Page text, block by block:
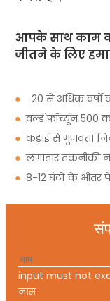
आपके साथ काम
जीतने के लिए
●
20 से अधिक
●वर्ल्ड फॉर्च्यून 500
●कड़ाई से गुणवत्ता
●लगातार तकनीकी
●8-12 घंटों के भीतर
input must not
नाम